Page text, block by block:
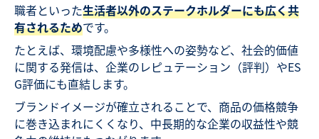
職者といった生活者以外のステークホルダーにも広く共
有されるためです。
たとえば、環境配慮や多様性への姿勢など、社会的価値
に関する発信は、企業のレピュテーション（評判）やES
G評価にも直結します。
ブランドイメージが確立されることで、商品の価格競争
に巻き込まれにくくなり、中長期的な企業の収益性や競